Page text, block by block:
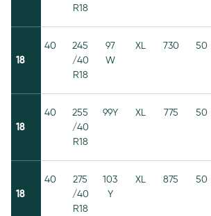
R18
18
40
245
/40
R18
97
W
XL 730 50
18
40
255
/40
R18
99Y XL 775 50
18
40
275
/40
R18
103
Y
XL 875 50